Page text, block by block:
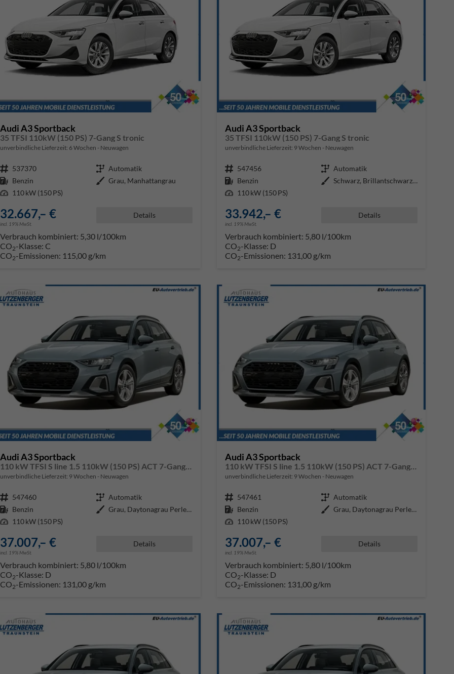
Audi A3 Sportback
35 TFSI 110kW (150 PS) 7-Gang S tronic
unverbindliche Lieferzeit: 6 Wochen Neuwagen
Fahrzeugnr. 537370 Getriebe Automatik
Kraftstoff Benzin Außenfarbe Grau, Manhattangrau
Leistung 110 kW (150 PS)
32.667,– €
incl. 19% MwSt.
Details
Verbrauch kombiniert: 5,30 l/100km
CO2-Klasse: C
CO2-Emissionen: 115,00 g/km
Audi A3 Sportback
35 TFSI 110kW (150 PS) 7-Gang S tronic
unverbindliche Lieferzeit: 9 Wochen Neuwagen
Fahrzeugnr. 547456 Getriebe Automatik
Kraftstoff Benzin Außenfarbe
Schwarz, Brillantschwarz (A2)
Leistung 110 kW (150 PS)
33.942,– €
incl. 19% MwSt.
Details
Verbrauch kombiniert: 5,80 l/100km
CO2-Klasse: D
CO2-Emissionen: 131,00 g/km
Audi A3 Sportback
110 kW TFSI S line 1.5 110kW (150 PS) ACT 7-Gang DSG
unverbindliche Lieferzeit: 9 Wochen Neuwagen
Fahrzeugnr. 547460 Getriebe Automatik
Kraftstoff Benzin Außenfarbe
Grau, Daytonagrau Perleffekt (6Y
Leistung 110 kW (150 PS)
37.007,– €
incl. 19% MwSt.
Details
Verbrauch kombiniert: 5,80 l/100km
CO2-Klasse: D
CO2-Emissionen: 131,00 g/km
Audi A3 Sportback
110 kW TFSI S line 1.5 110kW (150 PS) ACT 7-Gang DSG
unverbindliche Lieferzeit: 9 Wochen Neuwagen
Fahrzeugnr. 547461 Getriebe Automatik
Kraftstoff Benzin Außenfarbe
Grau, Daytonagrau Perleffekt (6Y
Leistung 110 kW (150 PS)
37.007,– €
incl. 19% MwSt.
Details
Verbrauch kombiniert: 5,80 l/100km
CO2-Klasse: D
CO2-Emissionen: 131,00 g/km